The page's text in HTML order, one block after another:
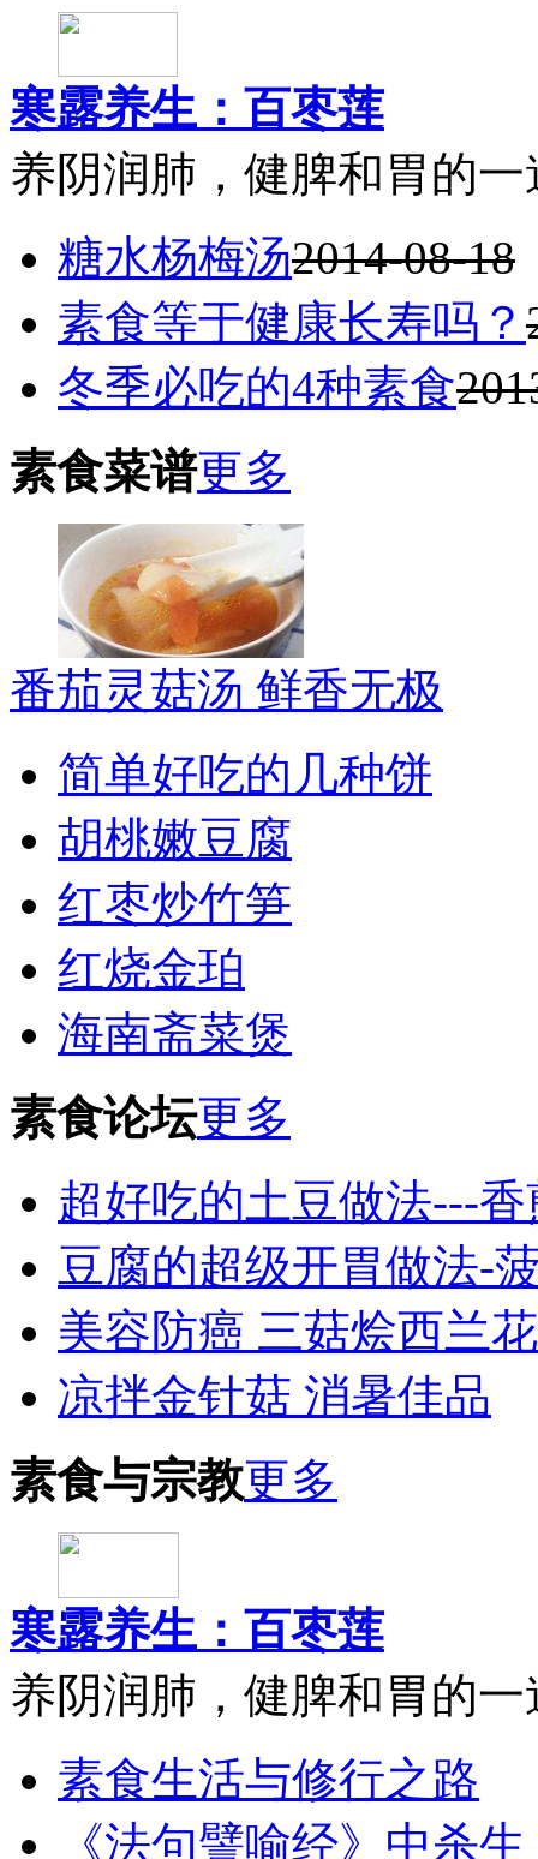
寒露养生：百枣莲
养阴润肺，健脾和胃的一
糖水杨梅汤2014-08-18
素食等于健康长寿吗？
冬季必吃的4种素食
素食菜谱更多
番茄灵菇汤 鲜香无极
简单好吃的几种饼
胡桃嫩豆腐
红枣炒竹笋
红烧金珀
海南斋菜煲
素食论坛更多
超好吃的土豆做法---
豆腐的超级开胃做法-
美容防癌 三菇烩西兰花
凉拌金针菇 消暑佳品
素食与宗教更多
寒露养生：百枣莲
养阴润肺，健脾和胃的一
素食生活与修行之路
《法句譬喻经》中杀生